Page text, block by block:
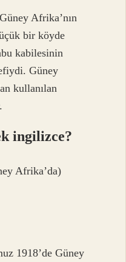
Afrika’nın
bir köyde
kabilesinin
Güney
kullanılan
ingilizce?
Afrika’da)
1918’de Güney